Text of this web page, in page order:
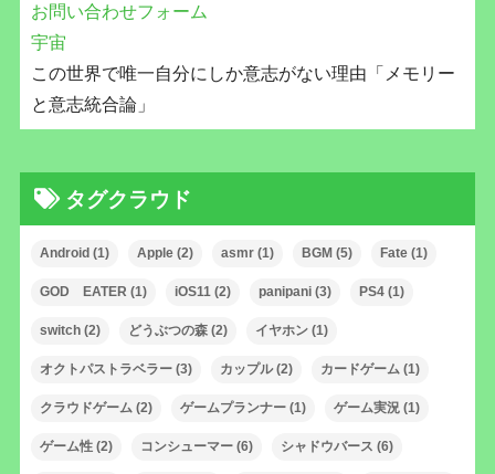
お問い合わせフォーム
宇宙
この世界で唯一自分にしか意志がない理由「メモリー
と意志統合論」
タグクラウド
Android (1) Apple(2) asmr(1) BGM (5) Fate(1)
GOD EATER (1) iOS11(2) panipani(3) PS4(1)
switch(2) どうぶつの森(2) イヤホン(1)
オクトパストラベラー(3) カップル(2) カードゲーム(1)
クラウドゲーム(2) ゲームプランナー(1) ゲーム実況(1)
ゲーム性(2) コンシューマー(6) シャドウバース (6)